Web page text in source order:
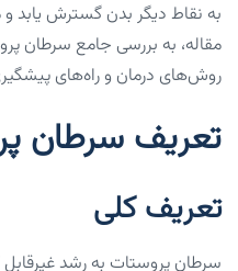
به نقاط دیگر بدن گسترش یابد
مقاله، به بررسی جامع سرطان
روش‌های درمان و راه‌های
تعریف سرطان
تعریف کلی
سرطان پروستات به رشد